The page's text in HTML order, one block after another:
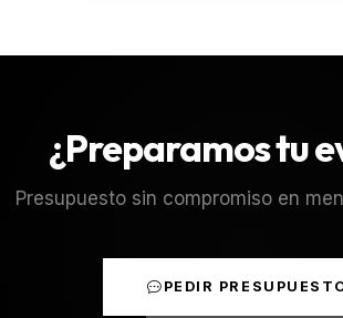
¿Preparamos tu
Presupuesto sin compromiso en
PEDIR